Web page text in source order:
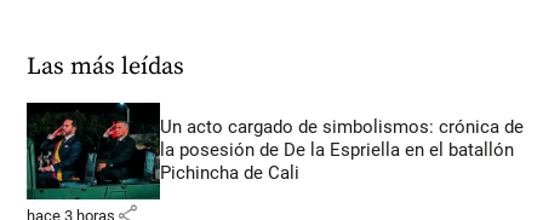
Las más leídas
Un acto cargado de simbolismos: crónica de
la posesión de De la Espriella en el batallón
Pichincha de Cali
hace 3 horas